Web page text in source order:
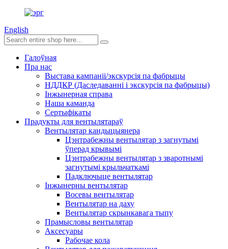
English
Галоўная
Пра нас
Выстава кампаніі/экскурсія па фабрыцы
НДДКР (Даследаванні і экскурсія па фабрыцы)
Інжынерная справа
Наша каманда
Сертыфікаты
Прадукты для вентылятараў
Вентылятар кандыцыянера
Цэнтрабежны вентылятар з загнутымі
ўперад крывымі
Цэнтрабежны вентылятар з зваротнымі
загнутымі крыльчаткамі
Падключыце вентылятар
Інжынерны вентылятар
Восевы вентылятар
Вентылятар на даху
Вентылятар скрынкавага тыпу
Прамысловы вентылятар
Аксесуары
Рабочае кола